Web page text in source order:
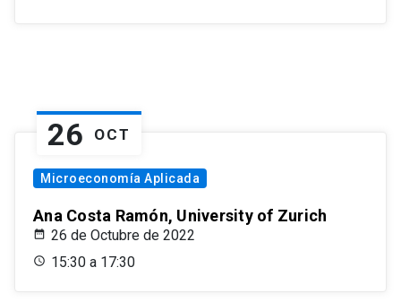
26 OCT
Microeconomía Aplicada
Ana Costa Ramón, University of Zurich
26 de Octubre de 2022
15:30 a 17:30